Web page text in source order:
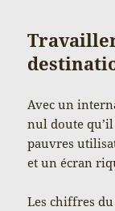
Avec un
nul doute
pauvres
et un écran
Les chiffres